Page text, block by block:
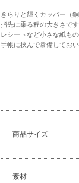
きらりと輝くカッパー（
指先に乗る程の大きさで
レシートなど小さな紙も
手帳に挟んで常備しておい
商品サイズ
素材